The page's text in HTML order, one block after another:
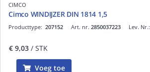
CIMCO
Cimco WINDIJZER DIN 1814 1,5
Art. nr. 2850037223
Producttype: 207152 Lev. Nr.:
€ 9,03 / STK
Voeg toe